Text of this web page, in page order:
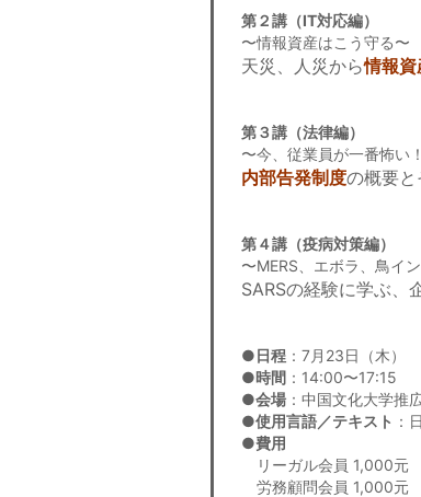
第２講（IT対応編）
〜情報資産はこう守る〜
天災、人災から情報資
第３講（法律編）
〜今、従業員が一番怖い
内部告発制度の概要
第４講（疫病対策編）
〜MERS、エボラ、鳥イ
SARSの経験に学ぶ、
●日程 ：7月23日（木）
●時間 ：14:00〜17:15
●会場 ：中国文化大学推
●使用言語／テキスト ：
●費用
リーガル会員 1,000元
労務顧問会員 1,000元